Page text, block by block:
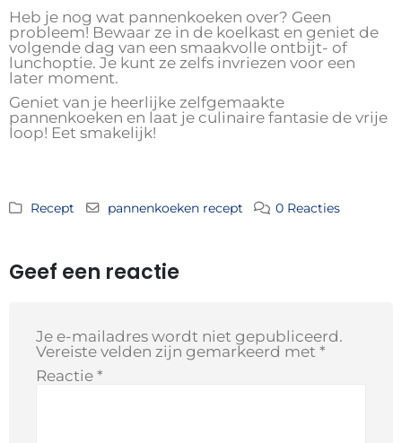
Heb je nog wat pannenkoeken over? Geen
probleem! Bewaar ze in de koelkast en geniet de
volgende dag van een smaakvolle ontbijt- of
lunchoptie. Je kunt ze zelfs invriezen voor een
later moment.
Geniet van je heerlijke zelfgemaakte
pannenkoeken en laat je culinaire fantasie de vrije
loop! Eet smakelijk!
Recept pannenkoeken recept 0 Reacties
Geef een reactie
Je e-mailadres wordt niet gepubliceerd.
Vereiste velden zijn gemarkeerd met *
Reactie *